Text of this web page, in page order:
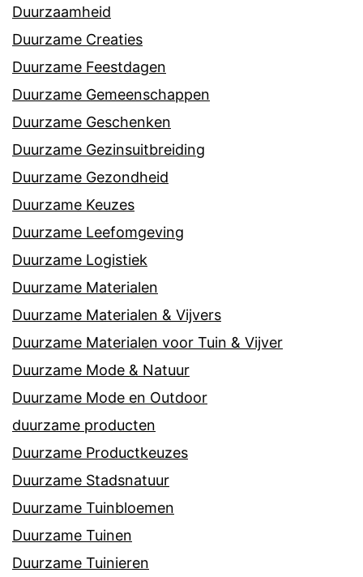
Duurzaamheid
Duurzame Creaties
Duurzame Feestdagen
Duurzame Gemeenschappen
Duurzame Geschenken
Duurzame Gezinsuitbreiding
Duurzame Gezondheid
Duurzame Keuzes
Duurzame Leefomgeving
Duurzame Logistiek
Duurzame Materialen
Duurzame Materialen & Vijvers
Duurzame Materialen voor Tuin & Vijver
Duurzame Mode & Natuur
Duurzame Mode en Outdoor
duurzame producten
Duurzame Productkeuzes
Duurzame Stadsnatuur
Duurzame Tuinbloemen
Duurzame Tuinen
Duurzame Tuinieren